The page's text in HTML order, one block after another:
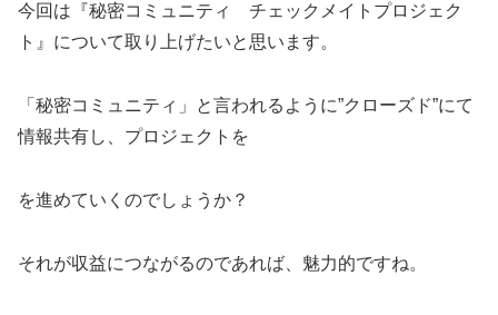
今回は『秘密コミュニティ チェックメイトプロジェク
ト』について取り上げたいと思います。
「秘密コミュニティ」と言われるように”クローズド”にて
情報共有し、プロジェクトを
を進めていくのでしょうか？
それが収益につながるのであれば、魅力的ですね。